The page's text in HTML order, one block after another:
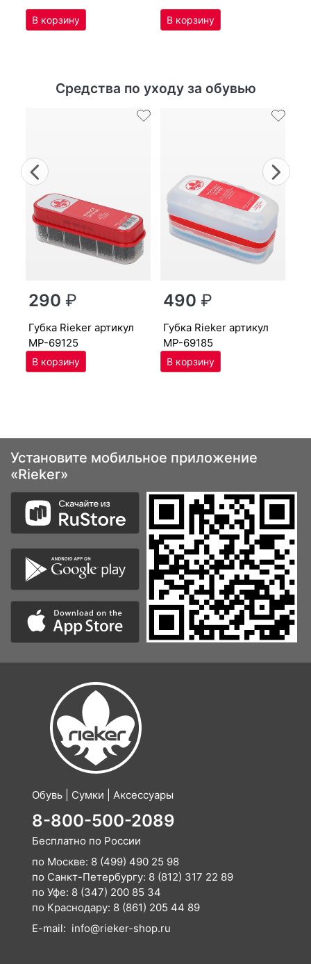
Средства по уходу за обувью
Previous
290₽
губ­ка Ri­eker артикул
MP-69125
490₽
губ­ка Ri­eker артикул
MP-69185
Установите мобильное приложение
«Rieker»
Обувь | Сумки | Аксессуары
8-800-500-2089
Бесплатно по России
по Москве: 8 (499) 490 25 98
по Санкт-Петербургу: 8 (812) 317 22 89
по Уфе: 8 (347) 200 85 34
по Краснодару: 8 (861) 205 44 89
E-mail: info@rieker-shop.ru